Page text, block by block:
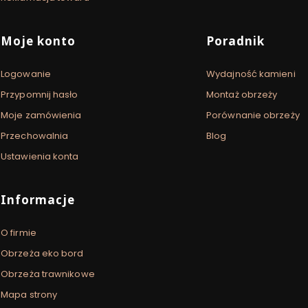
Moje konto
Logowanie
Przypomnij hasło
Moje zamówienia
Przechowalnia
Ustawienia konta
Poradnik
Wydajność kamieni
Montaż obrzeży
Porównanie obrzeży
Blog
Informacje
O firmie
Obrzeża eko bord
Obrzeża trawnikowe
Mapa strony